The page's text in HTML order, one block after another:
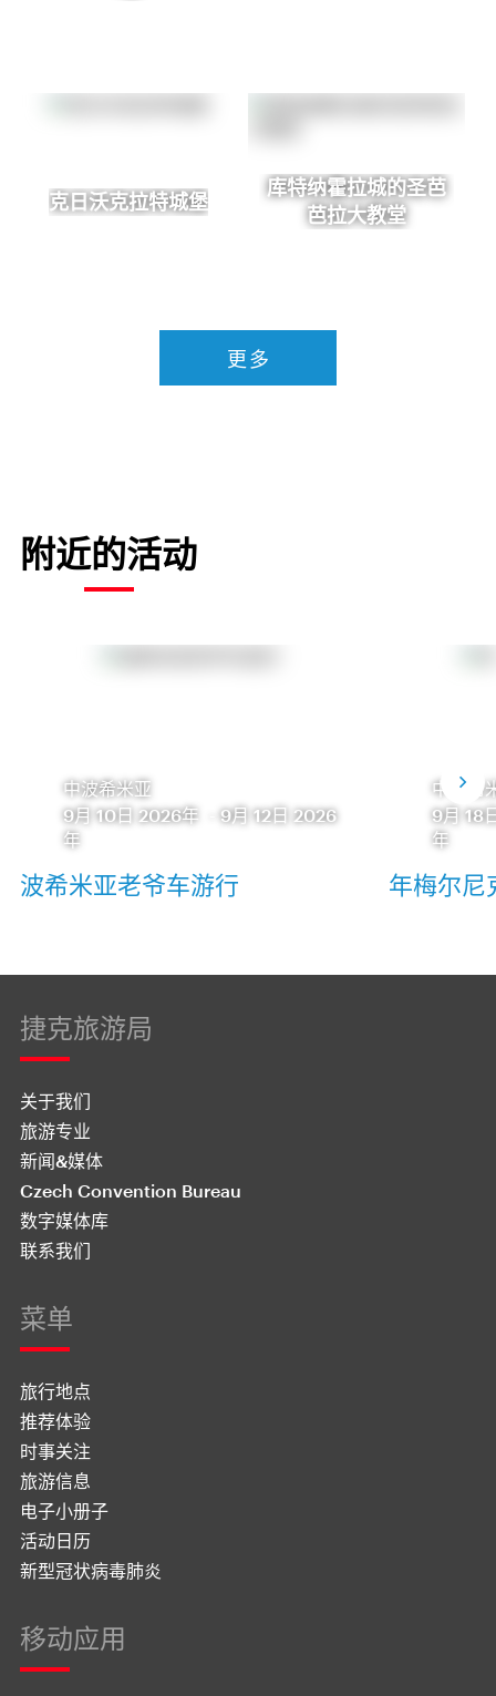
克日沃克拉特城堡
库特纳霍拉城的圣芭
芭拉大教堂
更多
附近的活动
中波希米亚
9月 10日 2026年
9月 12日 2026
年
波希米亚老爷车游行
中波希
9月 18
年
年梅尔尼
捷克旅游局
关于我们
旅游专业
新闻&媒体
Czech Convention Bureau
数字媒体库
联系我们
菜单
旅行地点
推荐体验
时事关注
旅游信息
电子小册子
活动日历
新型冠状病毒肺炎
移动应用